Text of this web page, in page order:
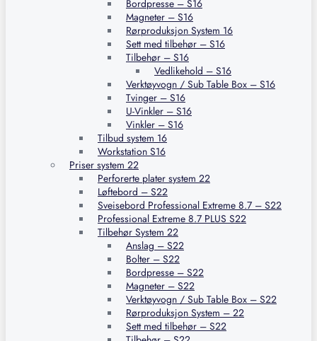
Bordpresse – S16
Magneter – S16
Rørproduksjon System 16
Sett med tilbehør – S16
Tilbehør – S16
Vedlikehold – S16
Verktøyvogn / Sub Table Box – S16
Tvinger – S16
U-Vinkler – S16
Vinkler – S16
Tilbud system 16
Workstation S16
Priser system 22
Perforerte plater system 22
Løftebord – S22
Sveisebord Professional Extreme 8.7 – S22
Professional Extreme 8.7 PLUS S22
Tilbehør System 22
Anslag – S22
Bolter – S22
Bordpresse – S22
Magneter – S22
Verktøyvogn / Sub Table Box – S22
Rørproduksjon System – 22
Sett med tilbehør – S22